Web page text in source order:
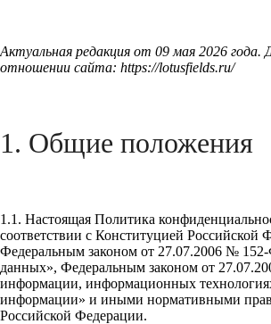
Актуальная редакция от 09 мая 2026 года.
отношении сайта: https://lotusfields.ru/
1. Общие положения
1.1. Настоящая Политика
соответствии с Конституцией Российской
Федеральным законом от 27.07.2006 №
данных», Федеральным законом от
информации, информационных
информации» и иными нормативными
Российской Федерации.